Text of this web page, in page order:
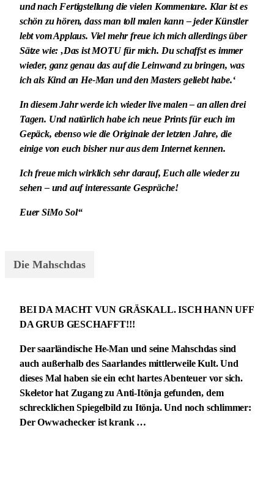
und nach Fertigstellung die vielen Kommentare. Klar ist es
schön zu hören, dass man toll malen kann – jeder Künstler
lebt vom Applaus. Viel mehr freue ich mich allerdings über
Sätze wie: ‚Das ist MOTU für mich. Du schaffst es immer
wieder, ganz genau das auf die Leinwand zu bringen, was
ich als Kind an He-Man und den Masters geliebt habe.‘
In diesem Jahr werde ich wieder live malen – an allen drei
Tagen. Und natürlich habe ich neue Prints für euch im
Gepäck, ebenso wie die Originale der letzten Jahre, die
einige von euch bisher nur aus dem Internet kennen.
Ich freue mich wirklich sehr darauf, Euch alle wieder zu
sehen – und auf interessante Gespräche!
Euer SiMo Sol“
Die Mahschdas
BEI DA MACHT VUN GRÄSKALL. ISCH HANN UFF
DA GRUB GESCHAFFT!!!
Der saarländische He-Man und seine Mahschdas sind
auch außerhalb des Saarlandes mittlerweile Kult. Und
dieses Mal haben sie ein echt hartes Abenteuer vor sich.
Skeletor hat Zugang zu Anti-Itönja gefunden, dem
schrecklichen Spiegelbild zu Itönja. Und noch schlimmer:
Der Owwachecker ist krank …